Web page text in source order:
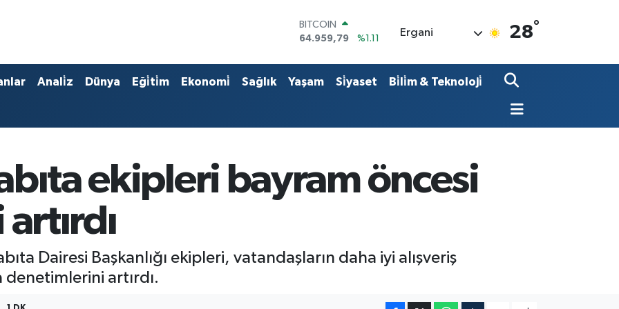
BITCOIN
64.959,79
%1.11
47,7436
%0.18
EURO
13.779
%-14
Ergani 28°
Anali̇z Dünya Eği̇ti̇m Ekonomi̇ Sağlık Yaşam Si̇yaset Bi̇li̇m & Teknoloji̇
ekipleri bayram öncesi
Dairesi Başkanlığı ekipleri, vatandaşların daha iyi alışveriş
denetimlerini artırdı.